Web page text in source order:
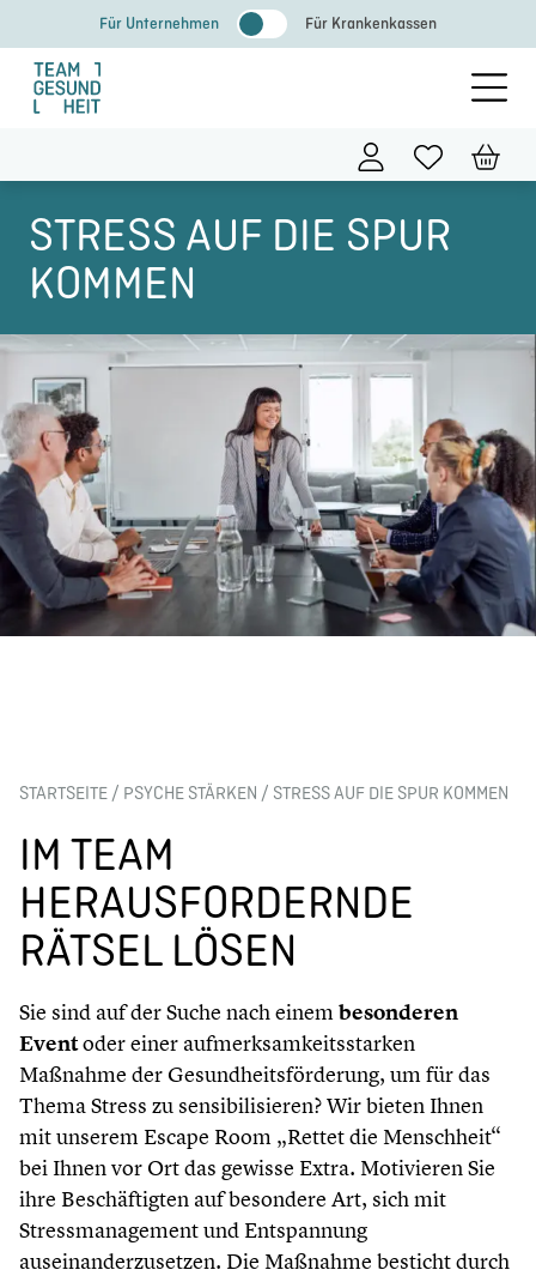
Inhalt
springen
Für Unternehmen Für Krankenkassen
STRESS AUF DIE SPUR
KOMMEN
STARTSEITE / PSYCHE STÄRKEN / STRESS AUF DIE SPUR KOMMEN
IM TEAM
HERAUSFORDERNDE
RÄTSEL LÖSEN
Sie sind auf der Suche nach einembesonderen
Eventoder einer aufmerksamkeitsstarken
Maßnahme der Gesundheitsförderung, um für das
Thema Stress zu sensibilisieren? Wir bieten Ihnen
mit unserem Escape Room „Rettet die Menschheit“
bei Ihnen vor Ort das gewisse Extra. Motivieren Sie
ihre Beschäftigten auf besondere Art, sich mit
Stressmanagement und Entspannung
auseinanderzusetzen. Die Maßnahme besticht durch